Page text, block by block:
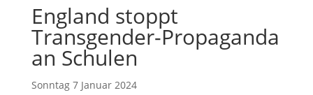
England stoppt
Transgender-Propaganda
an Schulen
Sonntag 7 Januar 2024